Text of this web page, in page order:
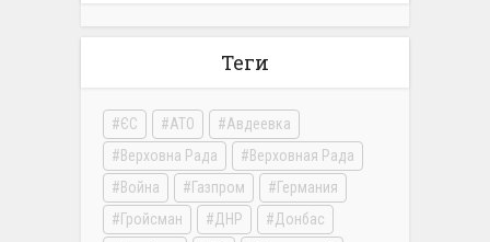
Теги
ЄС АТО
Авдеевка
Верховна Рада
Верховная Рада
Война
Газпром
Германия
Гройсман
ДНР
Донбас